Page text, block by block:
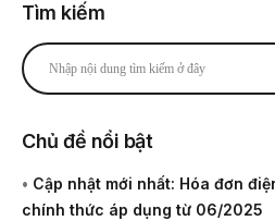
Tìm kiếm
Chủ đề nổi bật
• Cập nhật mới nhất: Hóa đơn
chính thức áp dụng từ 06/2025